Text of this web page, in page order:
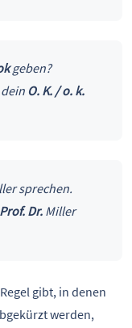
geben?
O. K. / o. k.
sprechen.
Prof. Dr.Miller
gibt, in denen
werden,